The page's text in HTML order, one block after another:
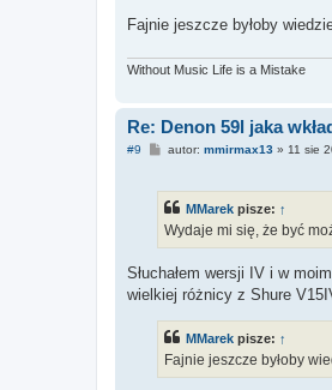
Fajnie jeszcze byłoby
Without Music Life is a Mistake
Re: Denon 59l jaka
#9
P
t
autor: mmirmax13» 11 sie
MMarek pisze: ↑
Wydaje mi się, że być
Słuchałem wersji IV i w
wielkiej różnicy z Shure
MMarek pisze: ↑
Fajnie jeszcze byłoby